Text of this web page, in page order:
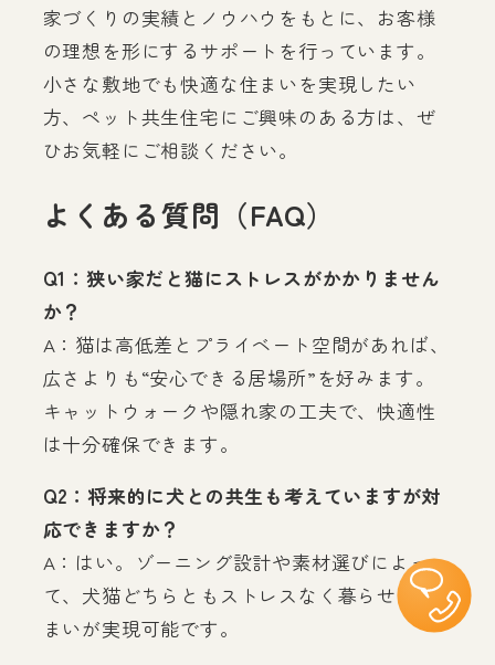
家づくりの実績とノウハウをもとに、お客様
の理想を形にするサポートを行っています。
小さな敷地でも快適な住まいを実現したい
方、ペット共生住宅にご興味のある方は、ぜ
ひお気軽にご相談ください。
よくある質問（FAQ）
Q1：狭い家だと猫にストレスがかかりません
か？
A：猫は高低差とプライベート空間があれば、
広さよりも“安心できる居場所”を好みます。
キャットウォークや隠れ家の工夫で、快適性
は十分確保できます。
Q2：将来的に犬との共生も考えていますが対
応できますか？
A：はい。ゾーニング設計や素材選びによっ
て、犬猫どちらともストレスなく暮らせる住
まいが実現可能です。